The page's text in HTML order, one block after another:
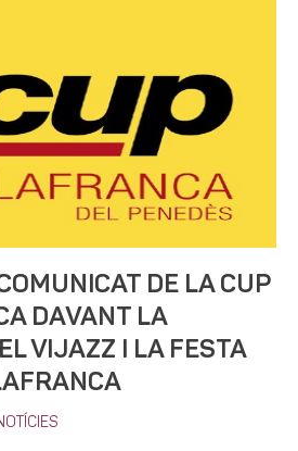
DE LA CUP
DAVANT LA
VIJAZZ I LA FESTA